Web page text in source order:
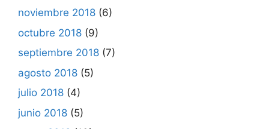
noviembre 2018 (6)
octubre 2018 (9)
septiembre 2018 (7)
agosto 2018 (5)
julio 2018 (4)
junio 2018 (5)